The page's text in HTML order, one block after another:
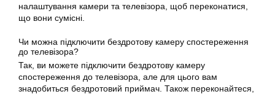
налаштування камери та телевізора, щоб переконатися,
що вони сумісні.
Чи можна підключити бездротову камеру спостереження
до телевізора?
Так, ви можете підключити бездротову камеру
спостереження до телевізора, але для цього вам
знадобиться бездротовий приймач. Також переконайтеся,